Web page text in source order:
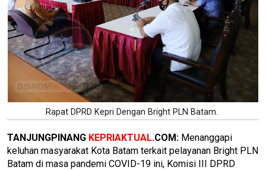
Rapat DPRD Kepri Dengan Bright PLN Batam.
TANJUNGPINANG KEPRIAKTUAL.COM: Menanggapi
keluhan masyarakat Kota Batam terkait pelayanan Bright PLN
Batam di masa pandemi COVID-19 ini, Komisi III DPRD